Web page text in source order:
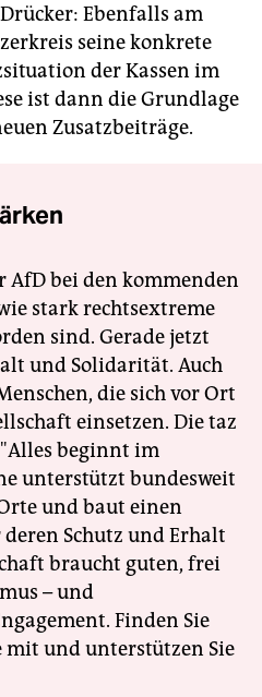
Ebenfalls am
seine konkrete
der Kassen im
ist dann die Grundlage
Zusatzbeiträge.
AfD bei den kommenden
stark rechtsextreme
sind. Gerade jetzt
und Solidarität. Auch
die sich vor Ort
einsetzen. Die taz
beginnt im
unterstützt bundesweit
und baut einen
Schutz und Erhalt
braucht guten, frei
– und
Finden Sie
mit und unterstützen Sie